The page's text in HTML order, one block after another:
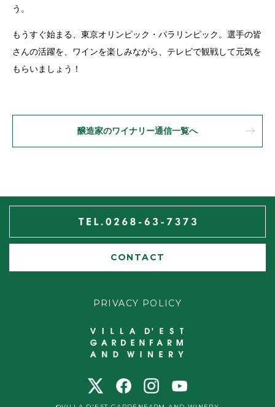
う。
もうすぐ始まる、東京オリンピック・パラリンピック。選手の皆
さんの活躍を、ワインを楽しみながら、テレビで観戦して元気を
もらいましょう！
醸造家のワイナリー通信一覧へ
CONTACT
PRIVACY POLICY